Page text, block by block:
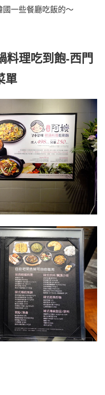
一些餐廳吃飯的～
料理吃到飽-西門
單